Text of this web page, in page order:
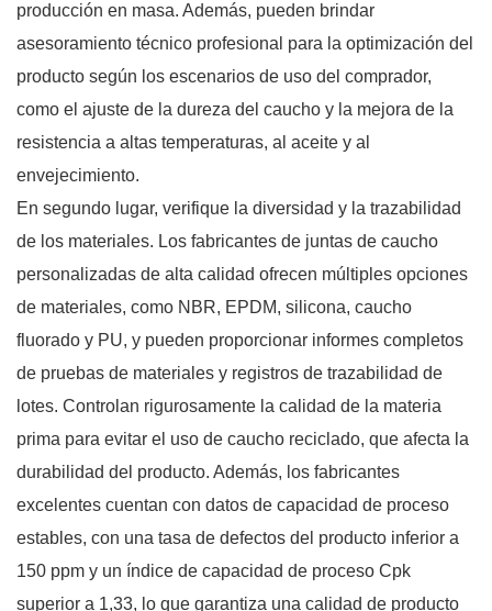
producción en masa. Además, pueden brindar
asesoramiento técnico profesional para la optimización del
producto según los escenarios de uso del comprador,
como el ajuste de la dureza del caucho y la mejora de la
resistencia a altas temperaturas, al aceite y al
envejecimiento.
En segundo lugar, verifique la diversidad y la trazabilidad
de los materiales. Los fabricantes de juntas de caucho
personalizadas de alta calidad ofrecen múltiples opciones
de materiales, como NBR, EPDM, silicona, caucho
fluorado y PU, y pueden proporcionar informes completos
de pruebas de materiales y registros de trazabilidad de
lotes. Controlan rigurosamente la calidad de la materia
prima para evitar el uso de caucho reciclado, que afecta la
durabilidad del producto. Además, los fabricantes
excelentes cuentan con datos de capacidad de proceso
estables, con una tasa de defectos del producto inferior a
150 ppm y un índice de capacidad de proceso Cpk
superior a 1,33, lo que garantiza una calidad de producto